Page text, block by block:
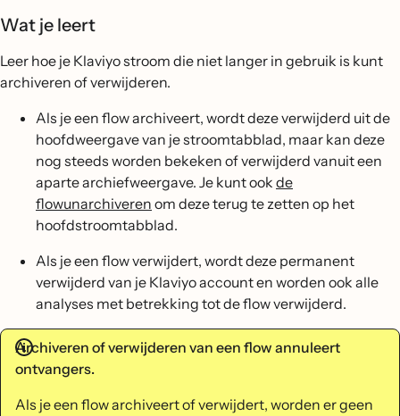
Wat je leert
Leer hoe je Klaviyo stroom die niet langer in gebruik is kunt
archiveren of verwijderen.
Als je een flow archiveert, wordt deze verwijderd uit de
hoofdweergave van je stroomtabblad, maar kan deze
nog steeds worden bekeken of verwijderd vanuit een
aparte archiefweergave. Je kunt ook de
flowunarchiveren om deze terug te zetten op het
hoofdstroomtabblad.
Als je een flow verwijdert, wordt deze permanent
verwijderd van je Klaviyo account en worden ook alle
analyses met betrekking tot de flow verwijderd.
Archiveren of verwijderen van een flow annuleert
ontvangers.
Als je een flow archiveert of verwijdert, worden er geen